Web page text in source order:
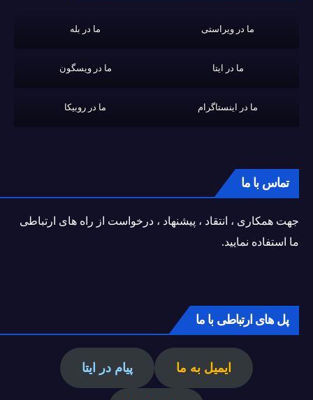
ما در ویراستی ما در بله
ما در ایتا ما در ویسگون
ما در اینستاگرام ما در روبیکا
تماس با ما
جهت همکاری ، انتقاد ، پیشنهاد ، درخواست از راه های ارتباطی
ما استفاده نمایید.
پل های ارتباطی با ما
ایمیل به ما پیام در ایتا